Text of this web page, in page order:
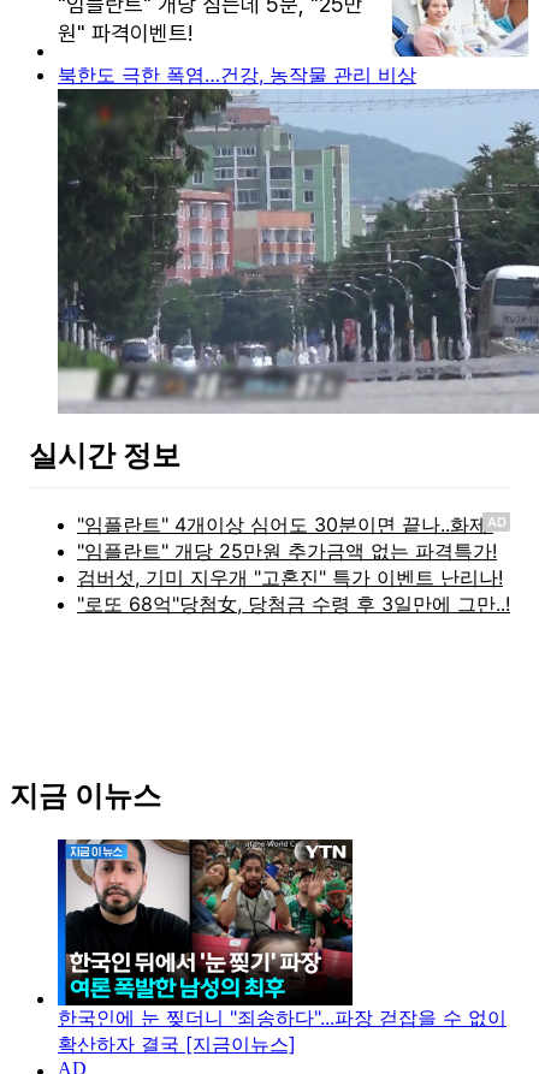
북한도 극한 폭염…건강, 농작물 관리 비상
실시간 정보
AD
지금 이뉴스
한국인에 눈 찢더니 "죄송하다"...파장 걷잡을 수 없이
확산하자 결국 [지금이뉴스]